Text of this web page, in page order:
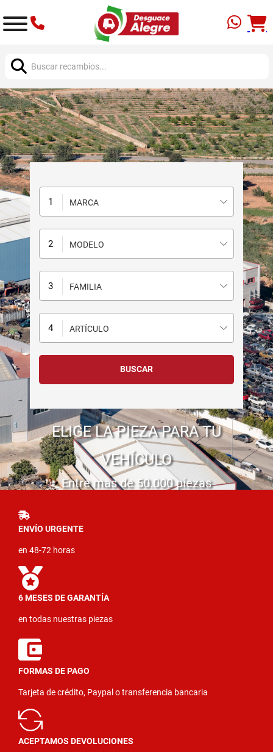
MARCA
MODELO
FAMILIA
ARTÍCULO
ELIGE LA PIEZA PARA TU
VEHÍCULO
Entre mas de 50.000 piezas
ENVÍO URGENTE
en 48-72 horas
6 MESES DE GARANTÍA
en todas nuestras piezas
FORMAS DE PAGO
Tarjeta de crédito, Paypal o transferencia bancaria
ACEPTAMOS DEVOLUCIONES